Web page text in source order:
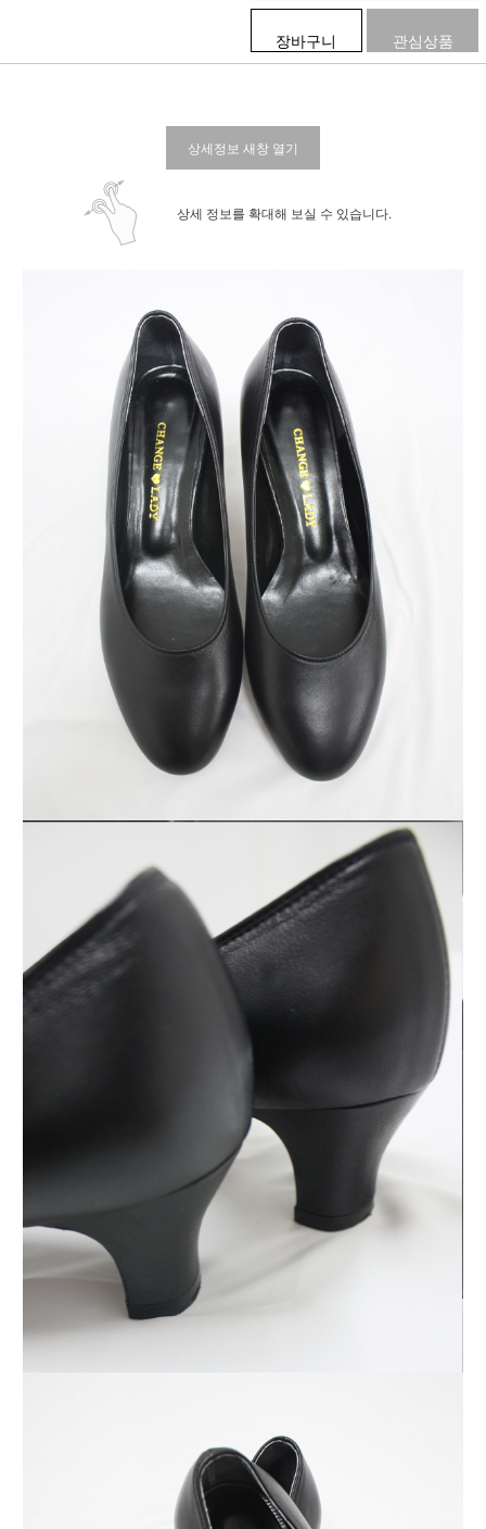
장바구니 관심상품
상세정보 새창 열기
상세 정보를 확대해 보실 수 있습니다.